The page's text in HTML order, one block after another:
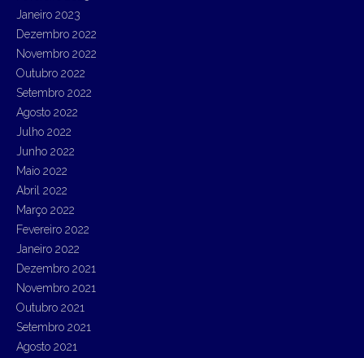
Janeiro 2023
Dezembro 2022
Novembro 2022
Outubro 2022
Setembro 2022
Agosto 2022
Julho 2022
Junho 2022
Maio 2022
Abril 2022
Março 2022
Fevereiro 2022
Janeiro 2022
Dezembro 2021
Novembro 2021
Outubro 2021
Setembro 2021
Agosto 2021